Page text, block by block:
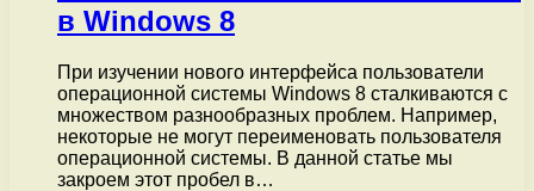
в Windows 8
При изучении нового интерфейса пользователи
операционной системы Windows 8 сталкиваются с
множеством разнообразных проблем. Например,
некоторые не могут переименовать пользователя
операционной системы. В данной статье мы
закроем этот пробел в…